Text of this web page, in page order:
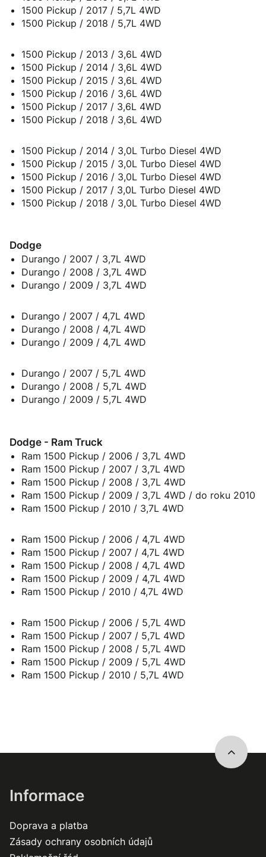
1500 Pickup / 2017 / 5,7L 4WD
1500 Pickup / 2018 / 5,7L 4WD
1500 Pickup / 2013 / 3,6L 4WD
1500 Pickup / 2014 / 3,6L 4WD
1500 Pickup / 2015 / 3,6L 4WD
1500 Pickup / 2016 / 3,6L 4WD
1500 Pickup / 2017 / 3,6L 4WD
1500 Pickup / 2018 / 3,6L 4WD
1500 Pickup / 2014 / 3,0L Turbo Diesel 4WD
1500 Pickup / 2015 / 3,0L Turbo Diesel 4WD
1500 Pickup / 2016 / 3,0L Turbo Diesel 4WD
1500 Pickup / 2017 / 3,0L Turbo Diesel 4WD
1500 Pickup / 2018 / 3,0L Turbo Diesel 4WD
Dodge
Durango / 2007 / 3,7L 4WD
Durango / 2008 / 3,7L 4WD
Durango / 2009 / 3,7L 4WD
Durango / 2007 / 4,7L 4WD
Durango / 2008 / 4,7L 4WD
Durango / 2009 / 4,7L 4WD
Durango / 2007 / 5,7L 4WD
Durango / 2008 / 5,7L 4WD
Durango / 2009 / 5,7L 4WD
Dodge - Ram Truck
Ram 1500 Pickup / 2006 / 3,7L 4WD
Ram 1500 Pickup / 2007 / 3,7L 4WD
Ram 1500 Pickup / 2008 / 3,7L 4WD
Ram 1500 Pickup / 2009 / 3,7L 4WD / do roku 2010
Ram 1500 Pickup / 2010 / 3,7L 4WD
Ram 1500 Pickup / 2006 / 4,7L 4WD
Ram 1500 Pickup / 2007 / 4,7L 4WD
Ram 1500 Pickup / 2008 / 4,7L 4WD
Ram 1500 Pickup / 2009 / 4,7L 4WD
Ram 1500 Pickup / 2010 / 4,7L 4WD
Ram 1500 Pickup / 2006 / 5,7L 4WD
Ram 1500 Pickup / 2007 / 5,7L 4WD
Ram 1500 Pickup / 2008 / 5,7L 4WD
Ram 1500 Pickup / 2009 / 5,7L 4WD
Ram 1500 Pickup / 2010 / 5,7L 4WD
Informace
Doprava a platba
Zásady ochrany osobních údajů